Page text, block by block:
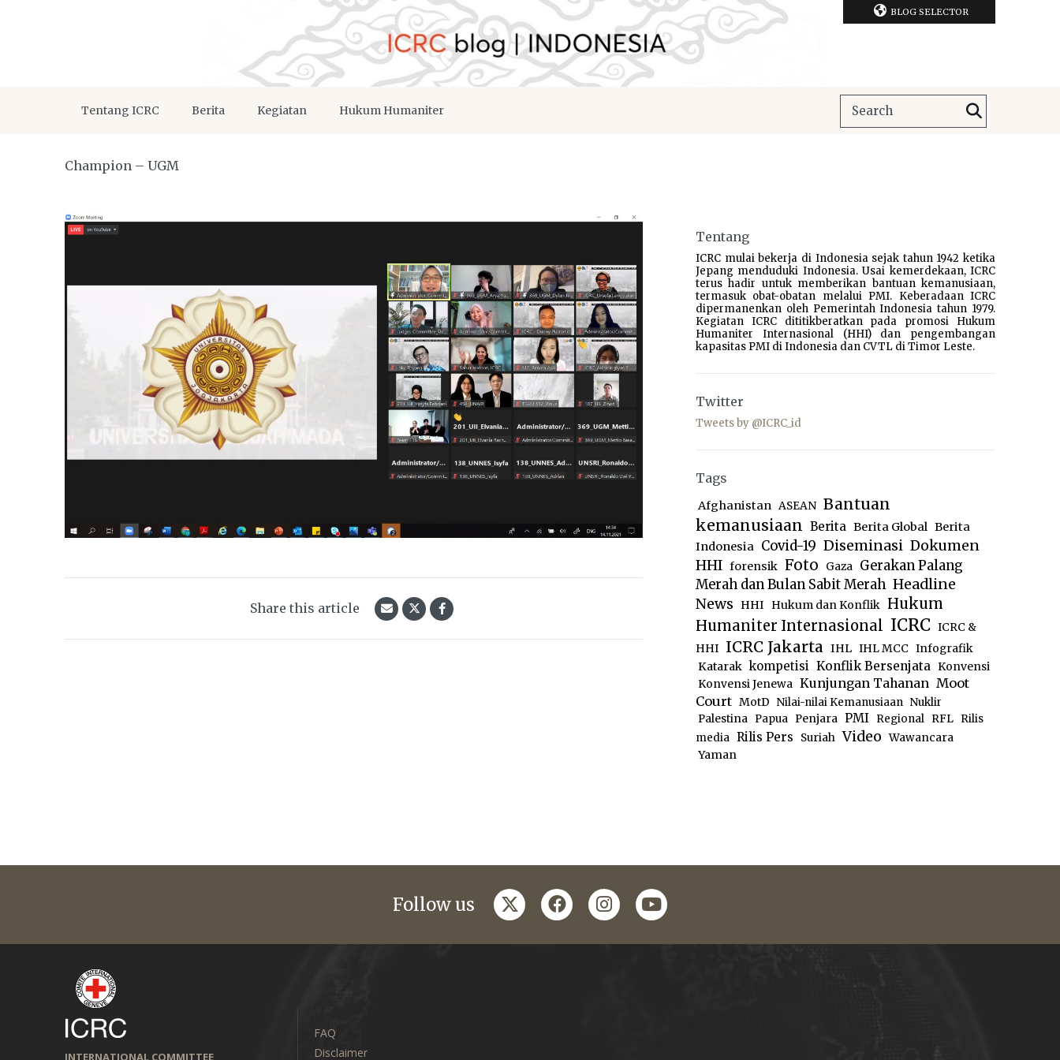
BLOG SELECTOR
Tentang ICRC Berita Kegiatan Hukum Humaniter
Champion – UGM
Share this article
Tentang
ICRC mulai bekerja di Indonesia sejak tahun 1942 ketika
Jepang menduduki Indonesia. Usai kemerdekaan, ICRC
terus hadir untuk memberikan bantuan kemanusiaan,
termasuk obat-obatan melalui PMI. Keberadaan ICRC
dipermanenkan oleh Pemerintah Indonesia tahun 1979.
Kegiatan ICRC dititikberatkan pada promosi Hukum
Humaniter Internasional (HHI) dan pengembangan
kapasitas PMI di Indonesia dan CVTL di Timor Leste.
Twitter
Tweets by @ICRC_id
Tags
Afghanistan ASEAN Bantuan
kemanusiaan Berita Berita Global Berita
Indonesia Covid-19 Diseminasi Dokumen
HHI forensik Foto Gaza Gerakan Palang
Merah dan Bulan Sabit Merah Headline
News
HHI Hukum dan Konflik Hukum
Humaniter Internasional ICRC ICRC &
HHI ICRC Jakarta IHL IHL MCC Infografik
Katarak kompetisi Konflik Bersenjata Konvensi
Konvensi Jenewa Kunjungan Tahanan Moot
Court MotD Nilai-nilai Kemanusiaan Nuklir
Palestina
Papua Penjara PMI Regional RFL
Rilis
media Rilis Pers Suriah Video Wawancara
Yaman
Follow us twitterfacebookinstagram
youtube
INTERNATIONAL COMMITTEE
FAQ
Disclaimer